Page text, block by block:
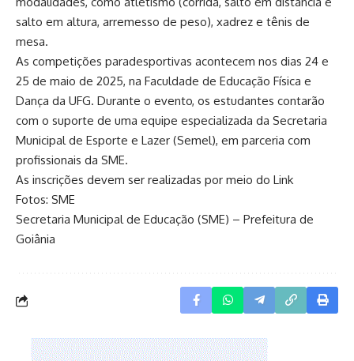
salto em altura, arremesso de peso), xadrez e tênis de
mesa.
As competições paradesportivas acontecem nos dias 24 e
25 de maio de 2025, na Faculdade de Educação Física e
Dança da UFG. Durante o evento, os estudantes contarão
com o suporte de uma equipe especializada da Secretaria
Municipal de Esporte e Lazer (Semel), em parceria com
profissionais da SME.
As inscrições devem ser realizadas por meio do Link
Fotos: SME
Secretaria Municipal de Educação (SME) – Prefeitura de
Goiânia